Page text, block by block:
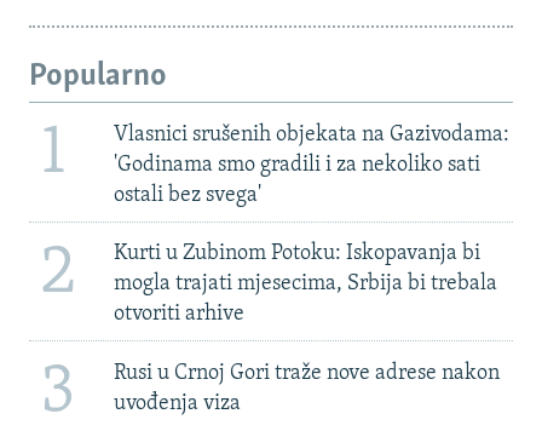
Popularno
1
Vlasnici srušenih objekata na Gazivodama:
'Godinama smo gradili i za nekoliko sati
ostali bez svega'
2
Kurti u Zubinom Potoku: Iskopavanja bi
mogla trajati mjesecima, Srbija bi trebala
otvoriti arhive
3
Rusi u Crnoj Gori traže nove adrese nakon
uvođenja viza